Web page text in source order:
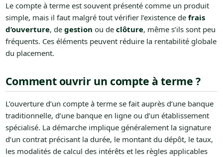
Le compte à terme est souvent présenté comme un produit
simple, mais il faut malgré tout vérifier l’existence de frais
d’ouverture, de gestion ou de clôture, même s’ils sont peu
fréquents. Ces éléments peuvent réduire la rentabilité globale
du placement.
Comment ouvrir un compte à terme ?
L’ouverture d’un compte à terme se fait auprès d’une banque
traditionnelle, d’une banque en ligne ou d’un établissement
spécialisé. La démarche implique généralement la signature
d’un contrat précisant la durée, le montant du dépôt, le taux,
les modalités de calcul des intérêts et les règles applicables